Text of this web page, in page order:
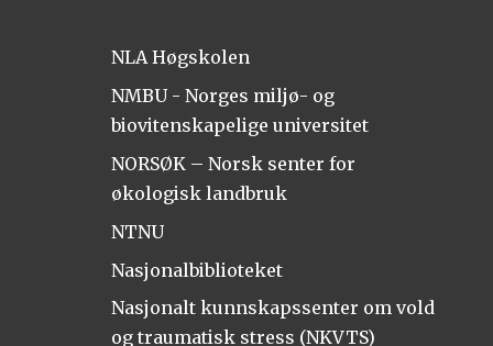
NLA Høgskolen
NMBU - Norges miljø- og
biovitenskapelige universitet
NORSØK – Norsk senter for
økologisk landbruk
NTNU
Nasjonalbiblioteket
Nasjonalt kunnskapssenter om vold
og traumatisk stress (NKVTS)